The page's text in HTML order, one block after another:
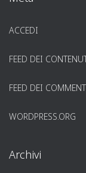
ACCEDI
FEED DEI
FEED DEI
WORDPRESS.ORG
Archivi